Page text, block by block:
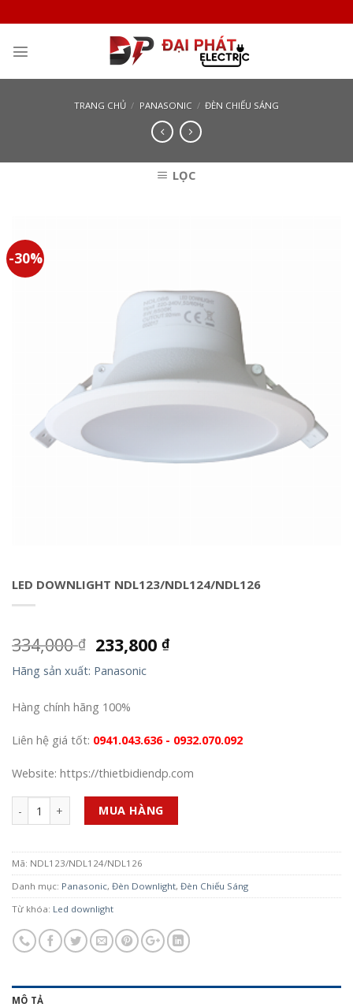
to
content
TRANG CHỦ / PANASONIC / ĐÈN CHIẾU SÁNG
LỌC
-30%
LED DOWNLIGHT NDL123/NDL124/NDL126
334,000₫ 233,800₫
Hãng sản xuất: Panasonic
Hàng chính hãng 100%
Liên hệ giá tốt: 0941.043.636 - 0932.070.092
Website: https://thietbidiendp.com
Số lượng MUA HÀNG
Mã: NDL123/NDL124/NDL126
Danh mục: Panasonic, Đèn Downlight, Đèn Chiếu Sáng
Từ khóa: Led downlight
MÔ TẢ